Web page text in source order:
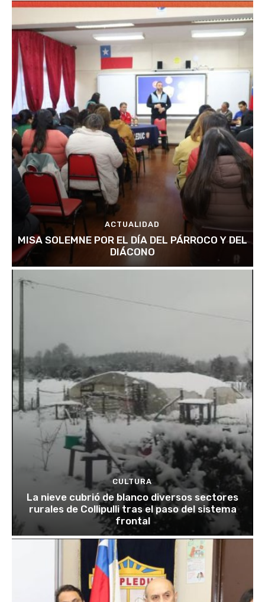
ACTUALIDAD
MISA SOLEMNE POR EL DÍA DEL PÁRROCO Y DEL
DIÁCONO
CULTURA
La nieve cubrió de blanco diversos sectores
rurales de Collipulli tras el paso del sistema
frontal